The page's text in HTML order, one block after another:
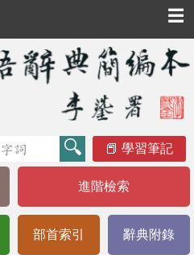
☰
學習筆記
進階檢索
部首索引 辭典附錄